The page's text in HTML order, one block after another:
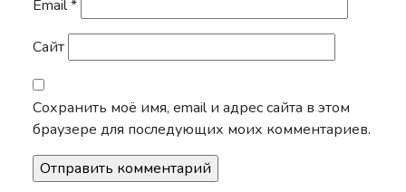
Email*
Сайт
Сохранить моё имя, email и адрес сайта в этом
браузере для последующих моих комментариев.